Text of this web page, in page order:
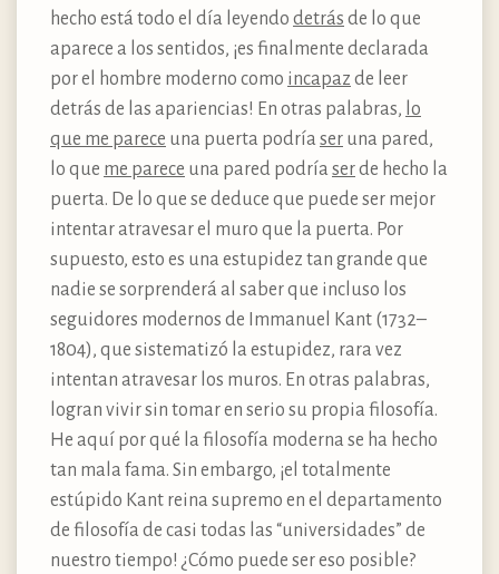
hecho está todo el día leyendo detrás de lo que
aparece a los sentidos, ¡es finalmente declarada
por el hombre moderno como incapaz de leer
detrás de las apariencias! En otras palabras, lo
que me parece una puerta podría ser una pared,
lo que me parece una pared podría serde hecho la
puerta. De lo que se deduce que puede ser mejor
intentar atravesar el muro que la puerta. Por
supuesto, esto es una estupidez tan grande que
nadie se sorprenderá al saber que incluso los
seguidores modernos de Immanuel Kant (1732–
1804), que sistematizó la estupidez, rara vez
intentan atravesar los muros. En otras palabras,
logran vivir sin tomar en serio su propia filosofía.
He aquí por qué la filosofía moderna se ha hecho
tan mala fama. Sin embargo, ¡el totalmente
estúpido Kant reina supremo en el departamento
de filosofía de casi todas las “universidades” de
nuestro tiempo! ¿Cómo puede ser eso posible?